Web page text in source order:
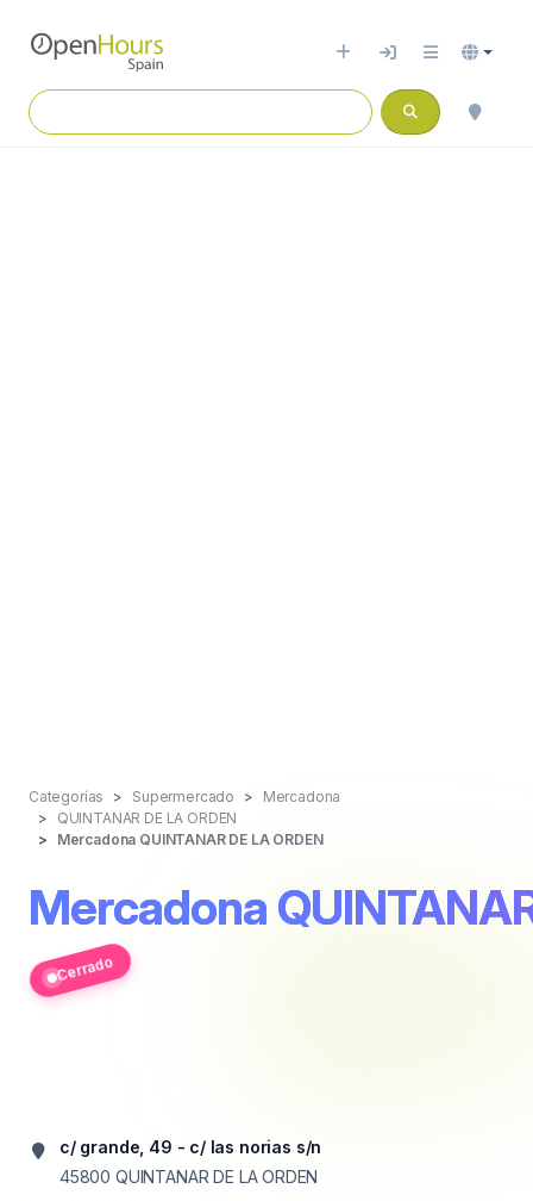
Categorías Supermercado
Mercadona
QUINTANAR DE LA ORDEN
Mercadona QUINTANAR DE LA ORDEN
Mercadona
Cerrado
c/ grande, 49 - c/ las norias s/n
45800 QUINTANAR DE LA ORDEN